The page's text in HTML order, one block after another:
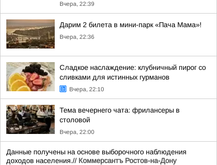
Вчера, 22:39
Дарим 2 билета в мини-парк «Пача Мама»!
Вчера, 22:36
Сладкое наслаждение: клубничный пирог со
сливками для истинных гурманов
Вчера, 22:10
Тема вечернего чата: фрилансеры в
столовой
Вчера, 22:00
Данные получены на основе выборочного наблюдения
доходов населения.// Коммерсантъ Ростов-на-Дону